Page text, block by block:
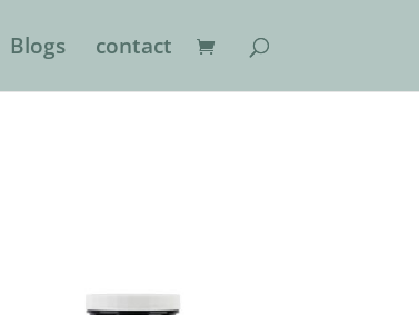
Blogs contact